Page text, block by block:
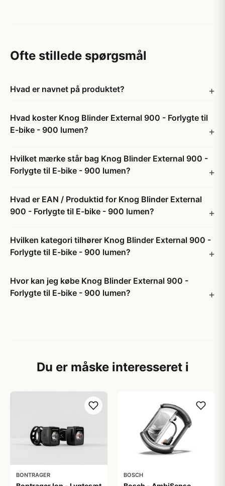
Ofte stillede spørgsmål
Hvad er navnet på produktet?
Hvad koster Knog Blinder External 900 - Forlygte til
E-bike - 900 lumen?
Hvilket mærke står bag Knog Blinder External 900 -
Forlygte til E-bike - 900 lumen?
Hvad er EAN / Produktid for Knog Blinder External
900 - Forlygte til E-bike - 900 lumen?
Hvilken kategori tilhører Knog Blinder External 900 -
Forlygte til E-bike - 900 lumen?
Hvor kan jeg købe Knog Blinder External 900 -
Forlygte til E-bike - 900 lumen?
Du er måske interesseret i
BONTRAGER BOSCH